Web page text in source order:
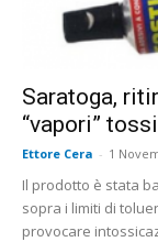
Saratoga,
“vapori”
Ettore Cera - 1
Il prodotto è stata
sopra i limiti di
provocare